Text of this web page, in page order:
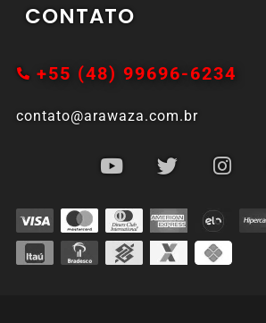
CONTATO
+55 (48) 99696-6234
contato@arawaza.com.br